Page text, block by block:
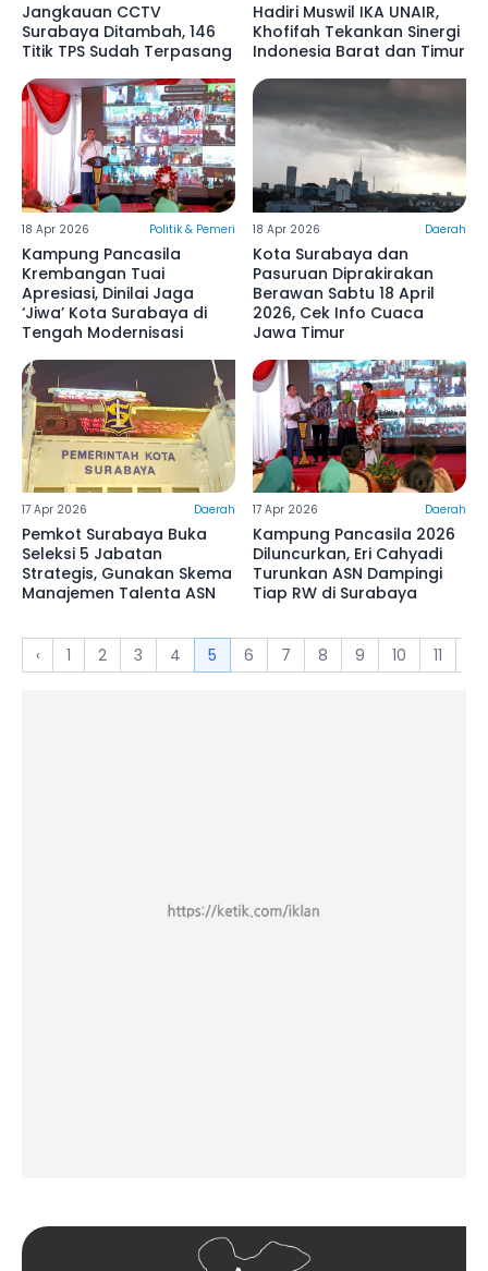
Jangkauan CCTV
Surabaya Ditambah, 146
Titik TPS Sudah Terpasang
Hadiri Muswil IKA UNAIR,
Khofifah Tekankan Sinergi
Indonesia Barat dan Timur
18 Apr 2026 Politik & Pemeri
Kampung Pancasila
Krembangan Tuai
Apresiasi, Dinilai Jaga
‘Jiwa’ Kota Surabaya di
Tengah Modernisasi
18 Apr 2026 Daerah
Kota Surabaya dan
Pasuruan Diprakirakan
Berawan Sabtu 18 April
2026, Cek Info Cuaca
Jawa Timur
17 Apr 2026 Daerah
Pemkot Surabaya Buka
Seleksi 5 Jabatan
Strategis, Gunakan Skema
Manajemen Talenta ASN
17 Apr 2026 Daerah
Kampung Pancasila 2026
Diluncurkan, Eri Cahyadi
Turunkan ASN Dampingi
Tiap RW di Surabaya
‹ 1 2 3 4 5 6 7 8 9 10 11